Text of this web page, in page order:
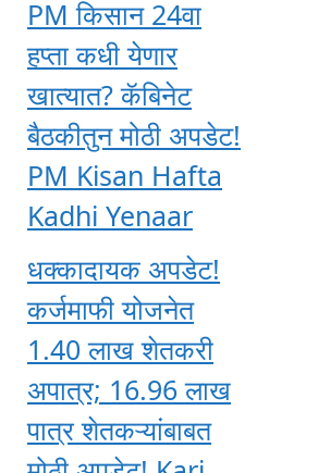
PM किसान 24वा
हप्ता कधी येणार
खात्यात? कॅबिनेट
बैठकीतुन मोठी अपडेट!
PM Kisan Hafta
Kadhi Yenaar
धक्कादायक अपडेट!
कर्जमाफी योजनेत
1.40 लाख शेतकरी
अपात्र; 16.96 लाख
पात्र शेतकऱ्यांबाबत